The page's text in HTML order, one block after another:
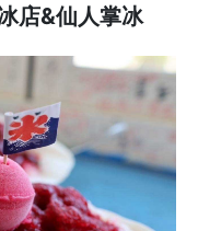
店&仙人掌冰